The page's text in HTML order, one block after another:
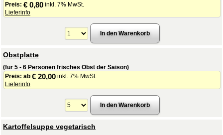
Preis: € 0,80 inkl. 7% MwSt.
Lieferinfo
Obstplatte
(für 5 - 6 Personen frisches Obst der Saison)
Preis: ab € 20,00 inkl. 7% MwSt.
Lieferinfo
Kartoffelsuppe vegetarisch